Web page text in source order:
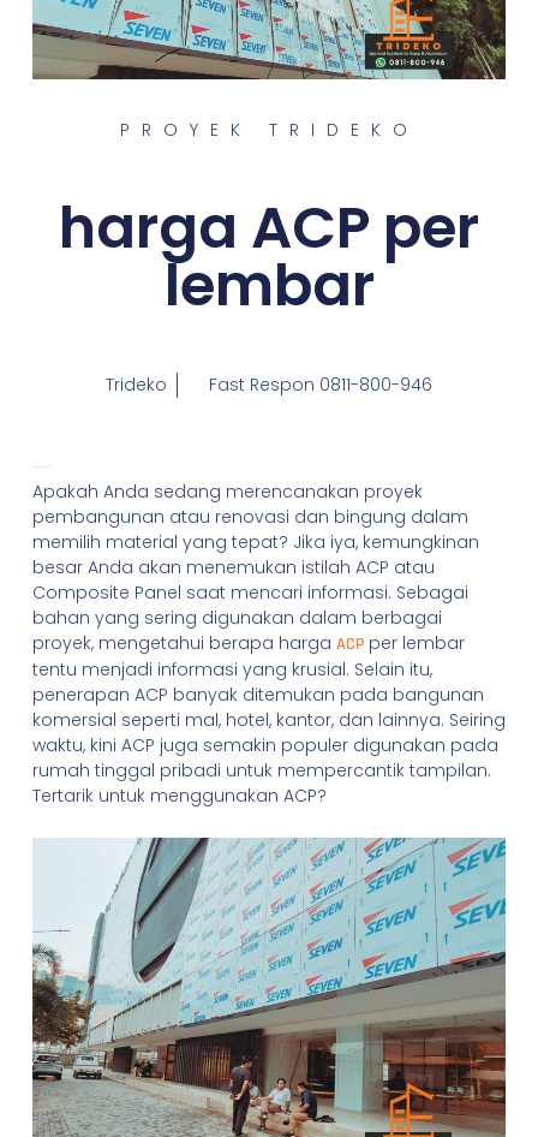
PROYEK TRIDEKO
harga ACP per
lembar
Trideko Fast Respon 0811-800-946
Apakah Anda sedang merencanakan proyek
pembangunan atau renovasi dan bingung dalam
memilih material yang tepat? Jika iya, kemungkinan
besar Anda akan menemukan istilah ACP atau
Composite Panel saat mencari informasi. Sebagai
bahan yang sering digunakan dalam berbagai
proyek, mengetahui berapa harga ACPper lembar
tentu menjadi informasi yang krusial. Selain itu,
penerapan ACP banyak ditemukan pada bangunan
komersial seperti mal, hotel, kantor, dan lainnya. Seiring
waktu, kini ACP juga semakin populer digunakan pada
rumah tinggal pribadi untuk mempercantik tampilan.
Tertarik untuk menggunakan ACP?